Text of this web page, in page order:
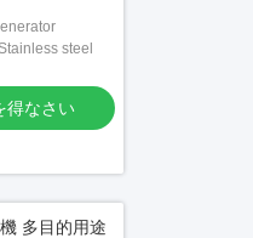
steel
得なさい
多目的用途